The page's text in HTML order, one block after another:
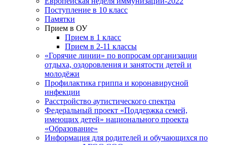
Поступление в 10 класс
Памятки
Прием в ОУ
Прием в 1 класс
Прием в 2-11 классы
«Горячие линии» по вопросам организации
отдыха, оздоровления и занятости детей и
молодёжи
Профилактика гриппа и коронавирусной
инфекции
Расстройство аутистического спектра
Федеральный проект «Поддержка семей,
имеющих детей» национального проекта
«Образование»
Информация для родителей и обучающихся по